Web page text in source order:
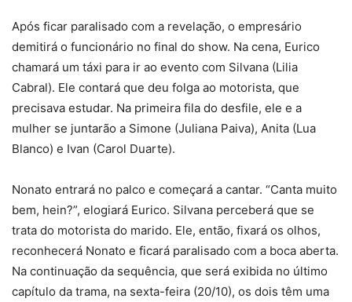
Após ficar paralisado com a revelação, o empresário
demitirá o funcionário no final do show. Na cena, Eurico
chamará um táxi para ir ao evento com Silvana (Lilia
Cabral). Ele contará que deu folga ao motorista, que
precisava estudar. Na primeira fila do desfile, ele e a
mulher se juntarão a Simone (Juliana Paiva), Anita (Lua
Blanco) e Ivan (Carol Duarte).
Nonato entrará no palco e começará a cantar. “Canta muito
bem, hein?”, elogiará Eurico. Silvana perceberá que se
trata do motorista do marido. Ele, então, fixará os olhos,
reconhecerá Nonato e ficará paralisado com a boca aberta.
Na continuação da sequência, que será exibida no último
capítulo da trama, na sexta-feira (20/10), os dois têm uma